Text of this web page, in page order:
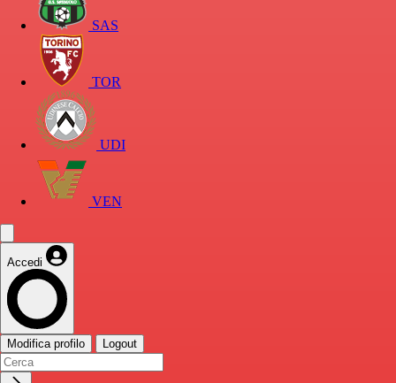
SAS
TOR
UDI
VEN
Accedi
Modifica profilo Logout